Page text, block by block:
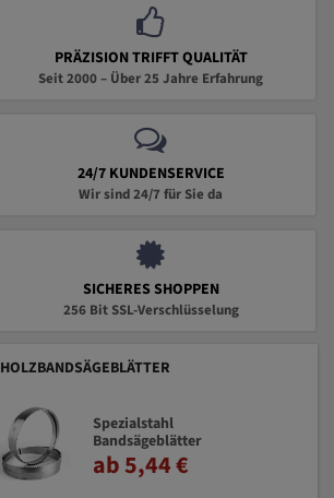
PRÄZISION TRIFFT QUALITÄT
Seit 2000 – Über 25 Jahre Erfahrung
24/7 KUNDENSERVICE
Wir sind 24/7 für Sie da
SICHERES SHOPPEN
256 Bit SSL-Verschlüsselung
HOLZBANDSÄGEBLÄTTER
Spezialstahl
Bandsägeblätter
ab 5,44 €